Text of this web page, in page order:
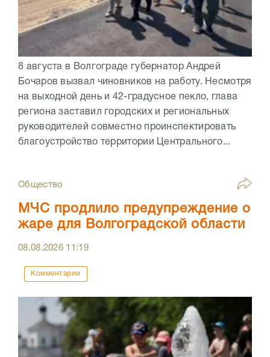
8 августа в Волгограде губернатор Андрей
Бочаров вызвал чиновников на работу. Несмотря
на выходной день и 42-градусное пекло, глава
региона заставил городских и региональных
руководителей совместно проинспектировать
благоустройство территории Центрального...
Общество
МЧС продлило предупреждение о
жаре для Волгоградской области
08.08.2026 11:19
Комментарии